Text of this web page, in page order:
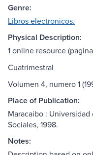
Genre:
Libros electronicos.
Physical Description:
1 online resource
Cuatrimestral
Volumen 4, numero 1
Place of Publication:
Maracaibo :
Sociales, 1998.
Notes: